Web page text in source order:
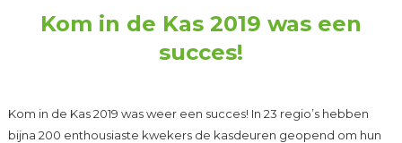
Kom in de Kas 2019 was een
succes!
Kom in de Kas 2019 was weer een succes! In 23 regio’s hebben
bijna 200 enthousiaste kwekers de kasdeuren geopend om hun